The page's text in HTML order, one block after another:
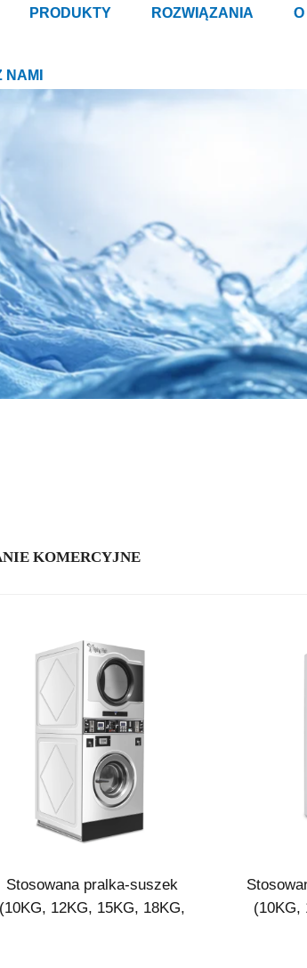
PRODUKTY ROZWIĄZANIA
KOMERCYJNE
Stosowana pralka-suszek
(10KG, 12KG, 15KG, 18KG,
(10KG,